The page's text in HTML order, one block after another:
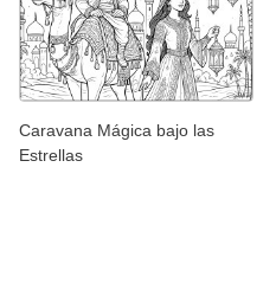
Caravana Mágica bajo las
Estrellas